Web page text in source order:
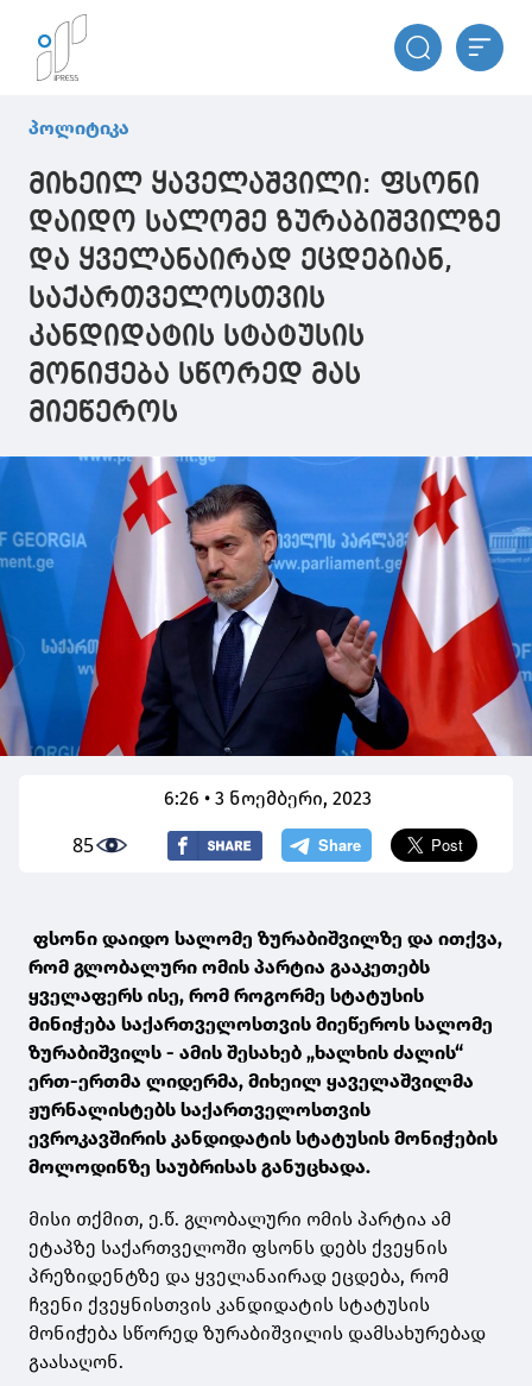
პოლიტიკა
მიხეილ ყაველაშვილი: ფსონი
დაიდო სალომე ზურაბიშვილზე
და ყველანაირად ეცდებიან,
საქართველოსთვის
კანდიდატის სტატუსის
მონიჭება სწორედ მას
მიეწეროს
6:26 • 3 ნოემბერი, 2023
85
ფსონი დაიდო სალომე ზურაბიშვილზე და ითქვა,
რომ გლობალური ომის პარტია გააკეთებს
ყველაფერს ისე, რომ როგორმე სტატუსის
მინიჭება საქართველოსთვის მიეწეროს სალომე
ზურაბიშვილს - ამის შესახებ „ხალხის ძალის“
ერთ-ერთმა ლიდერმა, მიხეილ ყაველაშვილმა
ჟურნალისტებს საქართველოსთვის
ევროკავშირის კანდიდატის სტატუსის მონიჭების
მოლოდინზე საუბრისას განუცხადა.
მისი თქმით, ე.წ. გლობალური ომის პარტია ამ
ეტაპზე საქართველოში ფსონს დებს ქვეყნის
პრეზიდენტზე და ყველანაირად ეცდება, რომ
ჩვენი ქვეყნისთვის კანდიდატის სტატუსის
მონიჭება სწორედ ზურაბიშვილის დამსახურებად
გაასაღონ.